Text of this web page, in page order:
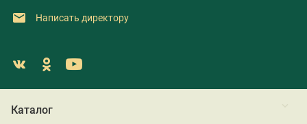
Написать директору
Каталог